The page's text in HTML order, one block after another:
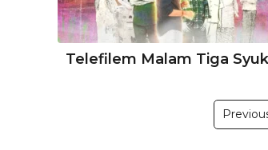
Telefilem Malam Tiga